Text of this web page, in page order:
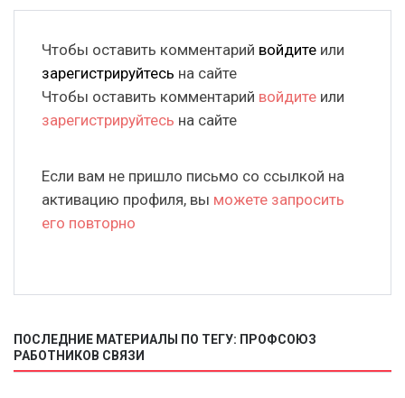
Чтобы оставить комментарий войдите или
зарегистрируйтесь на сайте
Чтобы оставить комментарий войдите или
зарегистрируйтесь на сайте
Если вам не пришло письмо со ссылкой на
активацию профиля, вы можете запросить
его повторно
ПОСЛЕДНИЕ МАТЕРИАЛЫ ПО ТЕГУ: ПРОФСОЮЗ
РАБОТНИКОВ СВЯЗИ